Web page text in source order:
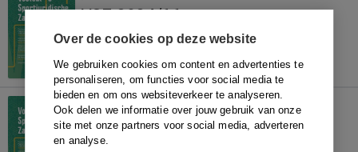
Over de cookies op deze website
We gebruiken cookies om content en advertenties te
personaliseren, om functies voor social media te
bieden en om ons websiteverkeer te analyseren.
Ook delen we informatie over jouw gebruik van onze
site met onze partners voor social media, adverteren
en analyse.
VSZ 2024/11
juli 2024
VSZ 2024/13